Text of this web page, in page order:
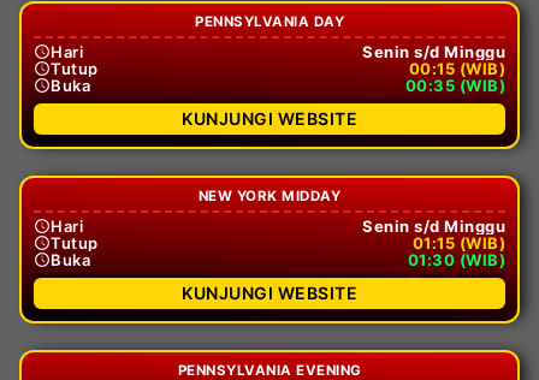
PENNSYLVANIA DAY
Hari
Senin s/d Minggu
Tutup
00:15 (WIB)
Buka
00:35 (WIB)
KUNJUNGI WEBSITE
NEW YORK MIDDAY
Hari
Senin s/d Minggu
Tutup
01:15 (WIB)
Buka
01:30 (WIB)
KUNJUNGI WEBSITE
PENNSYLVANIA EVENING